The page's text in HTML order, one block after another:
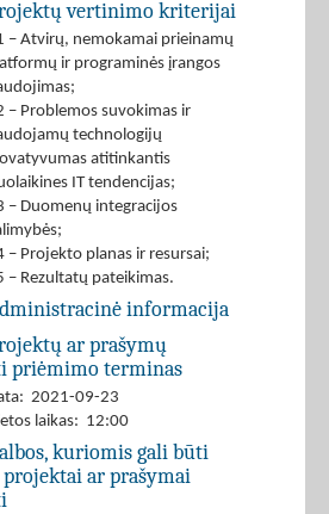
vertinimo kriterijai
– Atvirų, nemokamai prieinamų
ir programinės įrangos
– Problemos suvokimas ir
technologijų
atitinkantis
IT tendencijas;
– Duomenų integracijos
– Projekto planas ir resursai;
– Rezultatų pateikimas.
informacija
ar prašymų
priėmimo terminas
2021-09-23
laikas: 12:00
kuriomis gali būti
ar prašymai